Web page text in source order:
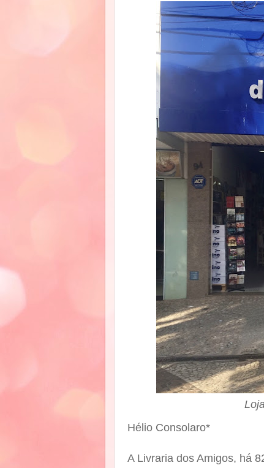
Hélio Consolaro*
A Livraria dos Amigos, há